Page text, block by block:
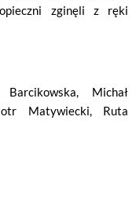
zginęli z ręki
Michał
Matywiecki, Ruta